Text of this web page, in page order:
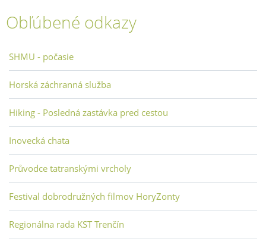
Obľúbené odkazy
SHMU - počasie
Horská záchranná služba
Hiking - Posledná zastávka pred cestou
Inovecká chata
Průvodce tatranskými vrcholy
Festival dobrodružných filmov HoryZonty
Regionálna rada KST Trenčín